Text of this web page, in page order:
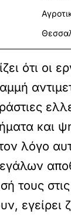
ότι οι
και
λόγο
τους
εγείρει